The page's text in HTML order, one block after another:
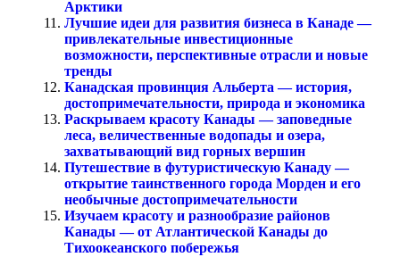
Арктики
Лучшие идеи для развития бизнеса в Канаде —
привлекательные инвестиционные
возможности, перспективные отрасли и новые
тренды
Канадская провинция Альберта — история,
достопримечательности, природа и экономика
Раскрываем красоту Канады — заповедные
леса, величественные водопады и озера,
захватывающий вид горных вершин
Путешествие в футуристическую Канаду —
открытие таинственного города Морден и его
необычные достопримечательности
Изучаем красоту и разнообразие районов
Канады — от Атлантической Канады до
Тихоокеанского побережья